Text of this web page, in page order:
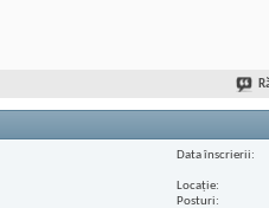
Data înscrierii
Locaţie
Posturi